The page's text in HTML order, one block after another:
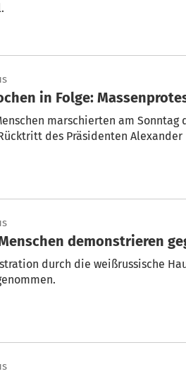
in Folge:
marschierten am
des Präsidenten Alexander
Menschen demonstrieren
durch die weißrussische